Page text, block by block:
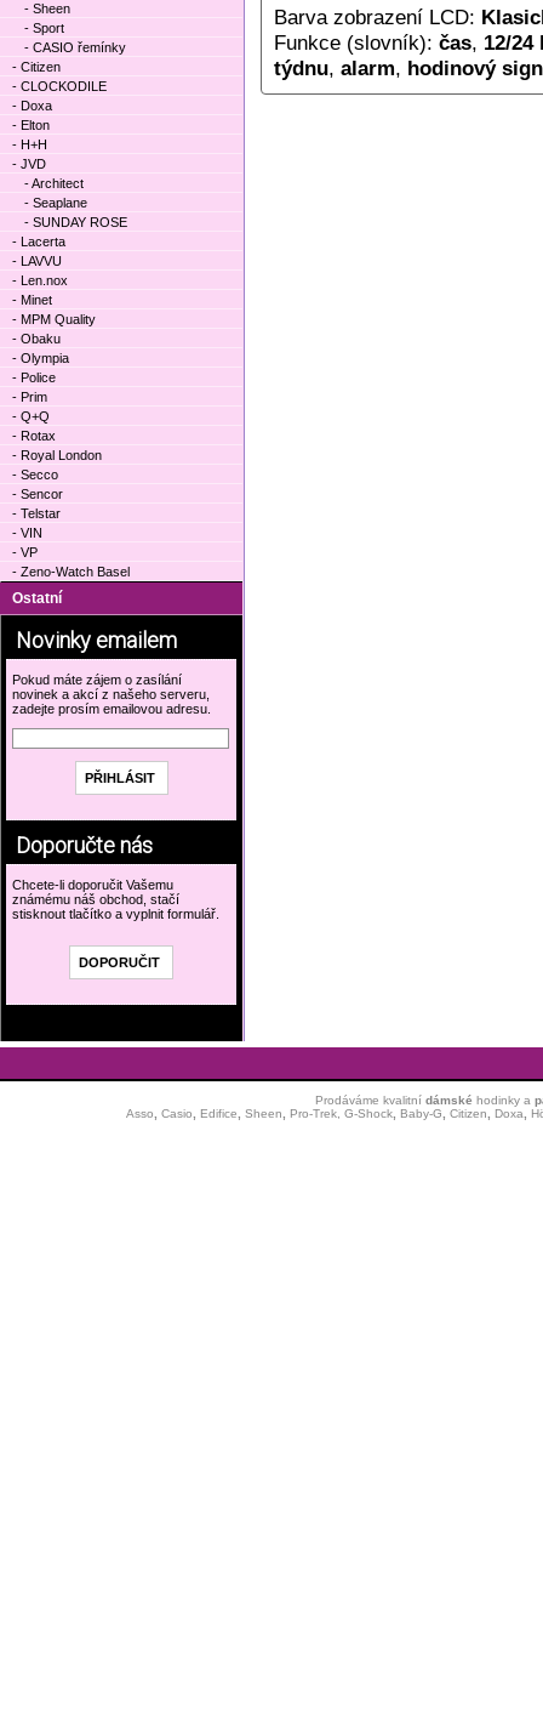
Barva zobrazení LCD:
Funkce (slovník): čas, 12/
týdnu, alarm, hodinový
- Sheen
- Sport
- CASIO řemínky
- Citizen
- CLOCKODILE
- Doxa
- Elton
- H+H
- JVD
- Architect
- Seaplane
- SUNDAY ROSE
- Lacerta
- LAVVU
- Len.nox
- Minet
- MPM Quality
- Obaku
- Olympia
- Police
- Prim
- Q+Q
- Rotax
- Royal London
- Secco
- Sencor
- Telstar
- VIN
- VP
- Zeno-Watch Basel
Ostatní
Novinky emailem
Pokud máte zájem o zasílání
novinek a akcí z našeho serveru,
zadejte prosím emailovou adresu.
Doporučte nás
Chcete-li doporučit Vašemu
známému náš obchod, stačí
stisknout tlačítko a vyplnit formulář.
Prodáváme kvalitní dámské hodinkya
Asso
Casio Edifice Sheen Pro-Trek, G-Shock, Baby-G Citizen Doxa